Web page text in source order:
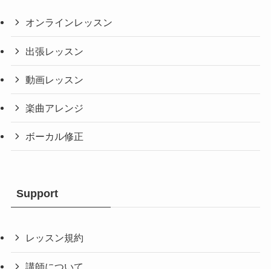
オンラインレッスン
出張レッスン
動画レッスン
楽曲アレンジ
ボーカル修正
Support
レッスン規約
講師について